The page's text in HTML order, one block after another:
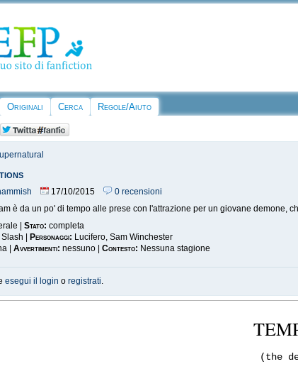
Originali Cerca Regole/Aiuto
17/10/2015
0 recensioni
è da un po' di tempo alle prese con l'attrazione per un giovane demone,
|Stato: completa
Slash | Personaggi: Lucifero, Sam Winchester
|Avvertimenti: nessuno |Contesto: Nessuna stagione
esegui il login oregistrati.
(the